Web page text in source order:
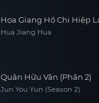
Họa Giang Hồ Chi Hiệp
Hua Jiang Hua
Quân Hữu Vân (Phần 2)
Jun You Yun (Season 2)